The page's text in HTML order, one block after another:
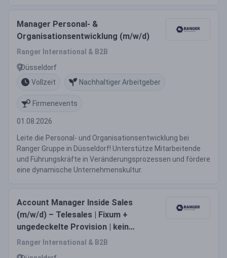
Manager Personal- &
Organisationsentwicklung (m/w/d)
Ranger International & B2B
Düsseldorf
Vollzeit
Nachhaltiger Arbeitgeber
Firmenevents
01.08.2026
Leite die Personal- und Organisationsentwicklung bei
Ranger Gruppe in Düsseldorf! Unterstütze Mitarbeitende
und Führungskräfte in Veränderungsprozessen und fördere
eine dynamische Unternehmenskultur.
Account Manager Inside Sales
(m/w/d) – Telesales | Fixum +
ungedeckelte Provision | kein
Schichtdienst
Ranger International & B2B